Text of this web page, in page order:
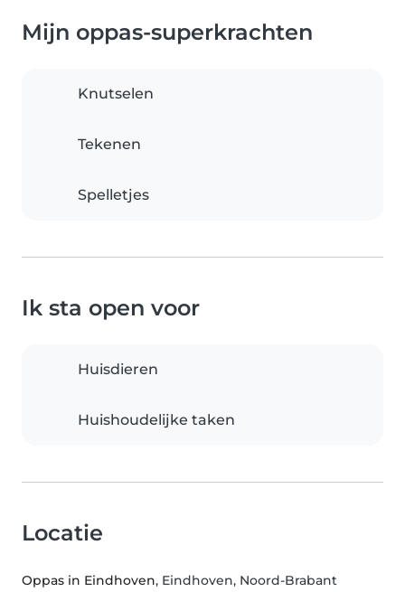
Mijn oppas-superkrachten
Knutselen
Tekenen
Spelletjes
Ik sta open voor
Huisdieren
Huishoudelijke taken
Locatie
Oppas in Eindhoven, Eindhoven, Noord-Brabant